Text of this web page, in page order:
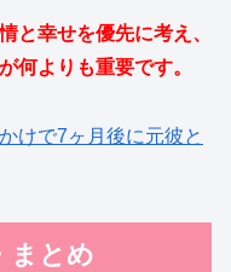
と幸せを優先に考え、
何よりも重要です。
けで7ヶ月後に元彼と
まとめ